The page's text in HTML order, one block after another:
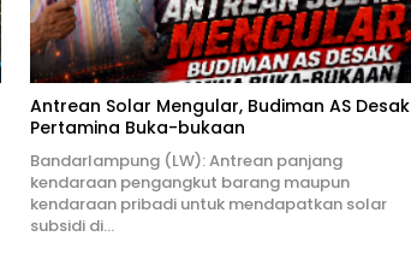
Antrean Solar Mengular, Budiman AS Desak
Pertamina Buka-bukaan
Bandarlampung (LW): Antrean panjang
kendaraan pengangkut barang maupun
kendaraan pribadi untuk mendapatkan solar
subsidi di…